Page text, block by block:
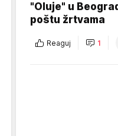
"Oluje" u
poštu žrtvama
Reaguj 1